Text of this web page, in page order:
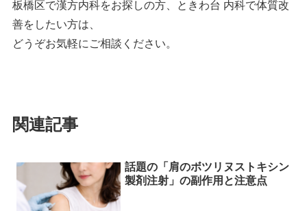
板橋区で漢方内科をお探しの方、ときわ台 内科で体質改
善をしたい方は、
どうぞお気軽にご相談ください。
関連記事
話題の「肩のボツリヌストキシン
製剤注射」の副作用と注意点